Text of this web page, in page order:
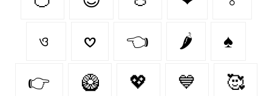
ও 𖹭 👈 🌶️ ♠
👉 🥝 💖 💙 🥰